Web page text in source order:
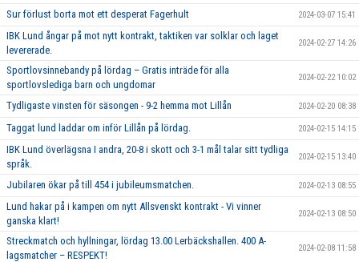
Sur förlust borta mot ett desperat Fagerhult 2024-03-07 15:41
IBK Lund ångar på mot nytt kontrakt, taktiken var solklar och laget
levererade.
2024-02-27 14:26
Sportlovsinnebandy på lördag – Gratis inträde för alla
sportlovslediga barn och ungdomar
2024-02-22 10:02
Tydligaste vinsten för säsongen - 9-2 hemma mot Lillån 2024-02-20 08:38
Taggat lund laddar om inför Lillån på lördag. 2024-02-15 14:15
IBK Lund överlägsna I andra, 20-8 i skott och 3-1 mål talar sitt tydliga
språk.
2024-02-15 13:40
Jubilaren ökar på till 454 i jubileumsmatchen. 2024-02-13 08:55
Lund hakar på i kampen om nytt Allsvenskt kontrakt - Vi vinner
ganska klart!
2024-02-13 08:50
Streckmatch och hyllningar, lördag 13.00 Lerbäckshallen. 400 A-
lagsmatcher – RESPEKT!
2024-02-08 11:58